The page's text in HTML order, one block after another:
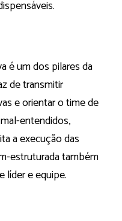
é um dos pilares da
de transmitir
e orientar o time de
entendidos,
a execução das
estruturada também
líder e equipe.